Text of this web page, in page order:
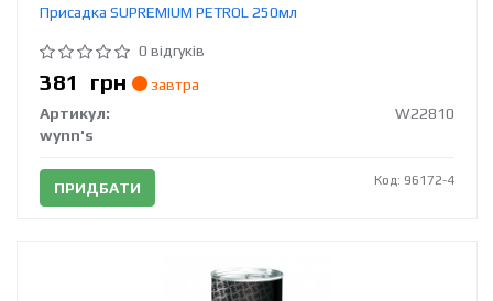
Присадка SUPREMIUM PETROL 250мл
0 відгуків
381 грн
завтра
Артикул:
W22810
wynn's
ПРИДБАТИ Код: 96172-4